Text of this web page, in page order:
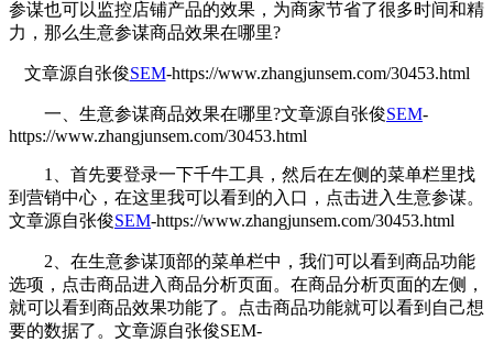
参谋也可以监控店铺产品的效果，为商家节省了很多时间和精
力，那么生意参谋商品效果在哪里?
文章源自张俊SEM-https://www.zhangjunsem.com/30453.html
一、生意参谋商品效果在哪里?文章源自张俊SEM-
https://www.zhangjunsem.com/30453.html
1、首先要登录一下千牛工具，然后在左侧的菜单栏里找
到营销中心，在这里我可以看到的入口，点击进入生意参谋。
文章源自张俊SEM-https://www.zhangjunsem.com/30453.html
2、在生意参谋顶部的菜单栏中，我们可以看到商品功能
选项，点击商品进入商品分析页面。在商品分析页面的左侧，
就可以看到商品效果功能了。点击商品功能就可以看到自己想
要的数据了。 文章源自张俊SEM-